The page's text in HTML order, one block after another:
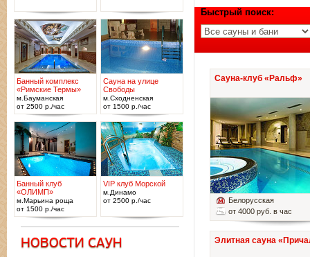
Быстрый поиск:
Сауна-клуб «Ральф»
Белорусская
от 4000 руб. в час
Элитная сауна
Банный комплекс
«Римские Термы»
м.Бауманская
от 2500 р./час
Сауна на улице
Свободы
м.Сходненская
от 1500 р./час
Банный клуб
«ОЛИМП»
м.Марьина роща
от 1500 р./час
VIP клуб Морской
м.Динамо
от 2500 р./час